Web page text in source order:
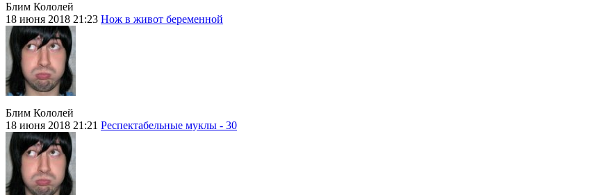
Блим Кололей
18 июня 2018 21:23 Нож в живот беременной
Блим Кололей
18 июня 2018 21:21 Респектабельные муклы - 30